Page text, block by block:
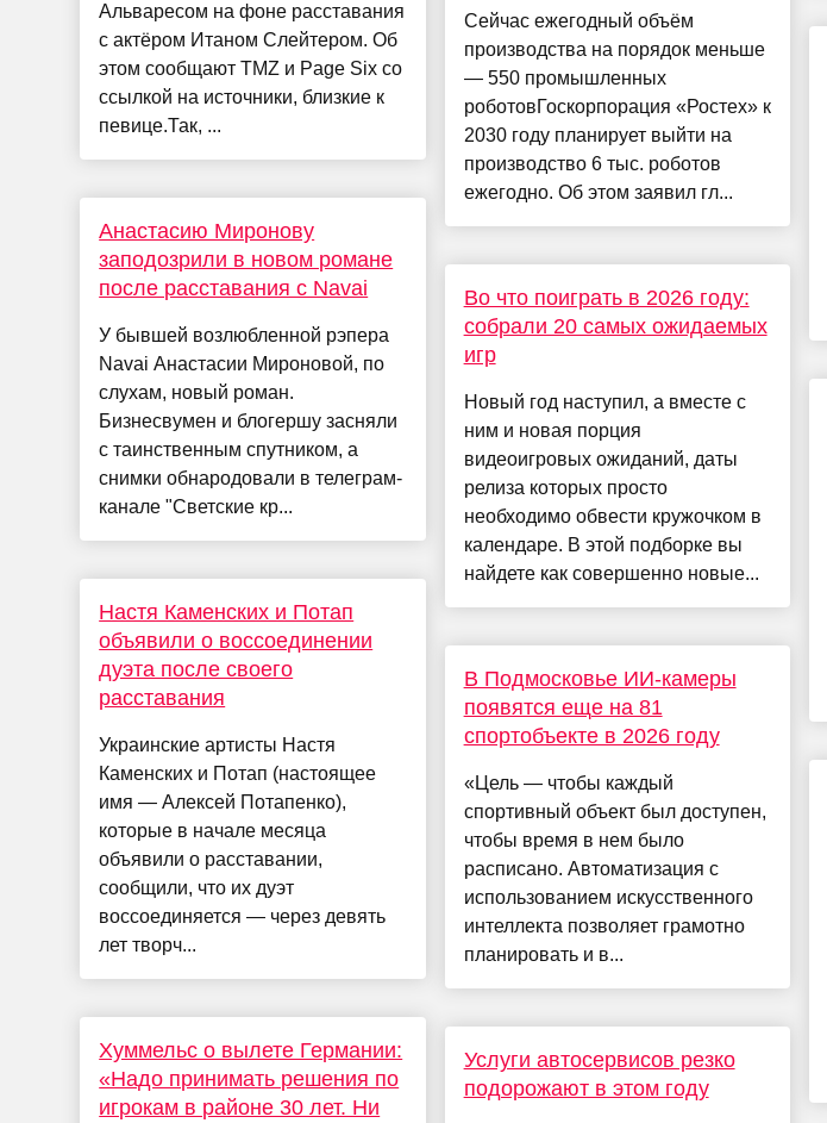
Альваресом на фоне расставания
с актёром Итаном Слейтером. Об
этом сообщают TMZ и Page Six со
ссылкой на источники, близкие к
певице.Так, ...
Анастасию Миронову
заподозрили в новом романе
после расставания с Navai
У бывшей возлюбленной рэпера
Navai Анастасии Мироновой, по
слухам, новый роман.
Бизнесвумен и блогершу засняли
с таинственным спутником, а
снимки обнародовали в телеграм-
канале "Светские кр...
Настя Каменских и Потап
объявили о воссоединении
дуэта после своего
расставания
Украинские артисты Настя
Каменских и Потап (настоящее
имя — Алексей Потапенко),
которые в начале месяца
объявили о расставании,
сообщили, что их дуэт
воссоединяется — через девять
лет творч...
Хуммельс о вылете Германии:
«Надо принимать решения по
игрокам в районе 30 лет. Ни
Сейчас ежегодный объём
производства на порядок меньше
— 550 промышленных
роботовГоскорпорация «Ростех» к
2030 году планирует выйти на
производство 6 тыс. роботов
ежегодно. Об этом заявил гл...
Во что поиграть в 2026 году:
собрали 20 самых ожидаемых
игр
Новый год наступил, а вместе с
ним и новая порция
видеоигровых ожиданий, даты
релиза которых просто
необходимо обвести кружочком в
календаре. В этой подборке вы
найдете как совершенно новые...
В Подмосковье ИИ-камеры
появятся еще на 81
спортобъекте в 2026 году
«Цель — чтобы каждый
спортивный объект был доступен,
чтобы время в нем было
расписано. Автоматизация с
использованием искусственного
интеллекта позволяет грамотно
планировать и в...
Услуги автосервисов резко
подорожают в этом году